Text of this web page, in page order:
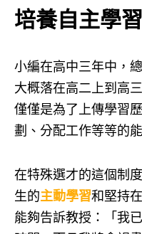
培養自主學
小編在高中三年中，
大概落在高二上到高
僅僅是為了上傳學習
劃、分配工作等等的
在特殊選才的這個制
生的主動學習和堅持
能夠告訴教授：「我